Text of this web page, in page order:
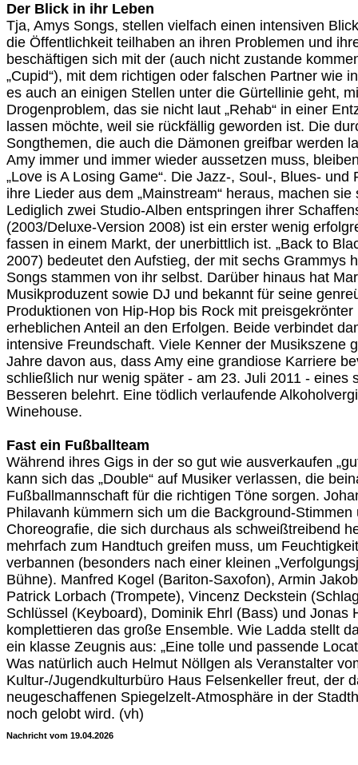
Der Blick in ihr Leben
Tja, Amys Songs, stellen vielfach einen intensiven
die Öffentlichkeit teilhaben an ihren Problemen und
beschäftigen sich mit der (auch nicht zustande
„Cupid“), mit dem richtigen oder falschen Partner wie
es auch an einigen Stellen unter die Gürtellinie geht,
Drogenproblem, das sie nicht laut „Rehab“ in einer
lassen möchte, weil sie rückfällig geworden ist. Die
Songthemen, die auch die Dämonen greifbar werden
Amy immer und immer wieder aussetzen muss,
„Love is A Losing Game“. Die Jazz-, Soul-, Blues-
ihre Lieder aus dem „Mainstream“ heraus, machen
Lediglich zwei Studio-Alben entspringen ihrer
(2003/Deluxe-Version 2008) ist ein erster wenig
fassen in einem Markt, der unerbittlich ist. „Back to
2007) bedeutet den Aufstieg, der mit sechs Grammys
Songs stammen von ihr selbst. Darüber hinaus hat
Musikproduzent sowie DJ und bekannt für seine
Produktionen von Hip-Hop bis Rock mit
erheblichen Anteil an den Erfolgen. Beide verbindet
intensive Freundschaft. Viele Kenner der Musikszene
Jahre davon aus, dass Amy eine grandiose Karriere
schließlich nur wenig später - am 23. Juli 2011 - eines
Besseren belehrt. Eine tödlich verlaufende
Winehouse.
Fast ein Fußballteam
Während ihres Gigs in der so gut wie ausverkaufen
kann sich das „Double“ auf Musiker verlassen, die
Fußballmannschaft für die richtigen Töne sorgen.
Philavanh kümmern sich um die Background-Stimmen
Choreografie, die sich durchaus als schweißtreibend
mehrfach zum Handtuch greifen muss, um
verbannen (besonders nach einer kleinen
Bühne). Manfred Kogel (Bariton-Saxofon), Armin
Patrick Lorbach (Trompete), Vincenz Deckstein
Schlüssel (Keyboard), Dominik Ehrl (Bass) und Jonas
komplettieren das große Ensemble. Wie Ladda stellt
ein klasse Zeugnis aus: „Eine tolle und passende
Was natürlich auch Helmut Nöllgen als Veranstalter
Kultur-/Jugendkulturbüro Haus Felsenkeller freut, der
neugeschaffenen Spiegelzelt-Atmosphäre in der
noch gelobt wird. (vh)
Nachricht vom 19.04.2026